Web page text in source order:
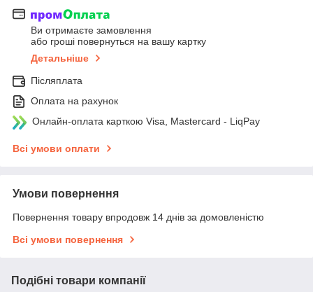
Ви отримаєте замовлення
або гроші повернуться на вашу картку
Детальніше
Післяплата
Оплата на рахунок
Онлайн-оплата карткою Visa, Mastercard - LiqPay
Всі умови оплати
Умови повернення
Повернення товару впродовж 14 днів за домовленістю
Всі умови повернення
Подібні товари компанії